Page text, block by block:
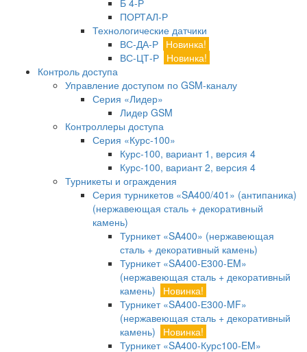
Б 4-Р
ПОРТАЛ-Р
Технологические датчики
ВС-ДА-Р Новинка!
ВС-ЦТ-Р Новинка!
Контроль доступа
Управление доступом по GSM-каналу
Серия «Лидер»
Лидер GSM
Контроллеры доступа
Серия «Курс-100»
Курс-100, вариант 1, версия 4
Курс-100, вариант 2, версия 4
Турникеты и ограждения
Серия турникетов «SA400/401» (антипаника)
(нержавеющая сталь + декоративный
камень)
Турникет «SA400» (нержавеющая
сталь + декоративный камень)
Турникет «SA400-Е300-EM»
(нержавеющая сталь + декоративный
камень)
Новинка!
Турникет «SA400-Е300-MF»
(нержавеющая сталь + декоративный
камень)
Новинка!
Турникет «SA400-Курс100-EM»